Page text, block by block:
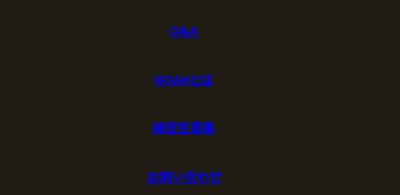
Q&A
NOAHとは
練習生募集
お問い合わせ